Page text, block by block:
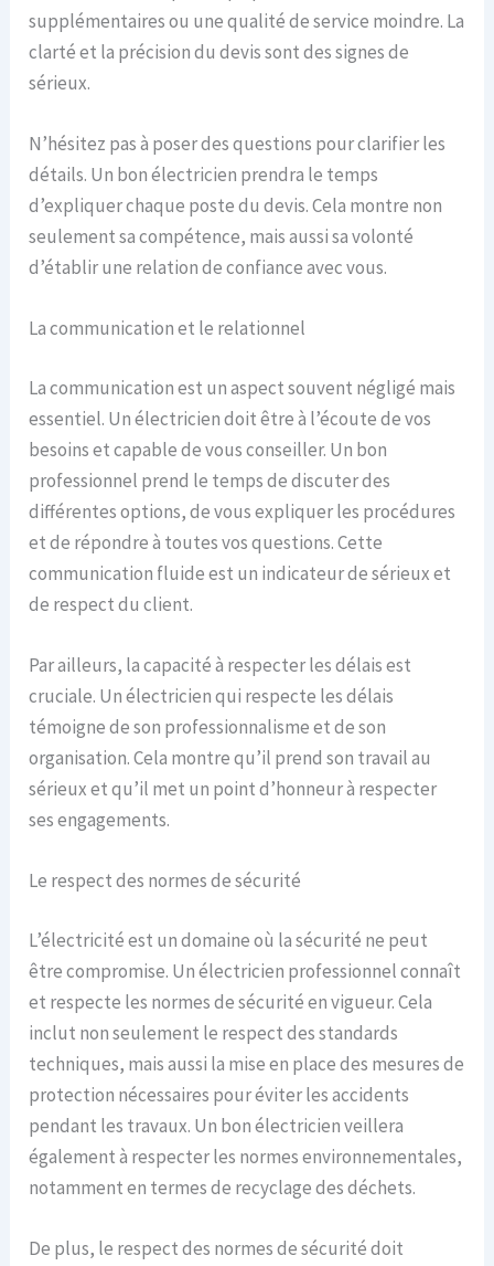
supplémentaires ou une qualité de service moindre. La
clarté et la précision du devis sont des signes de
sérieux.
N’hésitez pas à poser des questions pour clarifier les
détails. Un bon électricien prendra le temps
d’expliquer chaque poste du devis. Cela montre non
seulement sa compétence, mais aussi sa volonté
d’établir une relation de confiance avec vous.
La communication et le relationnel
La communication est un aspect souvent négligé mais
essentiel. Un électricien doit être à l’écoute de vos
besoins et capable de vous conseiller. Un bon
professionnel prend le temps de discuter des
différentes options, de vous expliquer les procédures
et de répondre à toutes vos questions. Cette
communication fluide est un indicateur de sérieux et
de respect du client.
Par ailleurs, la capacité à respecter les délais est
cruciale. Un électricien qui respecte les délais
témoigne de son professionnalisme et de son
organisation. Cela montre qu’il prend son travail au
sérieux et qu’il met un point d’honneur à respecter
ses engagements.
Le respect des normes de sécurité
L’électricité est un domaine où la sécurité ne peut
être compromise. Un électricien professionnel connaît
et respecte les normes de sécurité en vigueur. Cela
inclut non seulement le respect des standards
techniques, mais aussi la mise en place des mesures de
protection nécessaires pour éviter les accidents
pendant les travaux. Un bon électricien veillera
également à respecter les normes environnementales,
notamment en termes de recyclage des déchets.
De plus, le respect des normes de sécurité doit